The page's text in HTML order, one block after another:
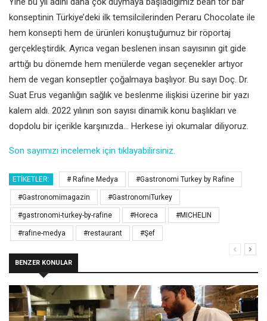
konseptinin Türkiye’deki ilk temsilcilerinden Peraru Chocolate ile
hem konsepti hem de ürünleri konuştuğumuz bir röportaj
gerçekleştirdik. Ayrıca vegan beslenen insan sayısının git gide
arttığı bu dönemde hem menülerde vegan seçenekler artıyor
hem de vegan konseptler çoğalmaya başlıyor. Bu sayı Doç. Dr.
Suat Erus veganlığın sağlık ve beslenme ilişkisi üzerine bir yazı
kalem aldı. 2022 yılının son sayısı dinamik konu başlıkları ve
dopdolu bir içerikle karşınızda… Herkese iyi okumalar diliyoruz.
Son sayımızı incelemek için tıklayabilirsiniz.
ETIKETLER: # Rafine Medya #Gastronomi Turkey by Rafine
#Gastronomimagazin #GastronomiTurkey
#gastronomi-turkey-by-rafine #Horeca #MICHELIN
#rafine-medya #restaurant #Şef
BENZER KONULAR